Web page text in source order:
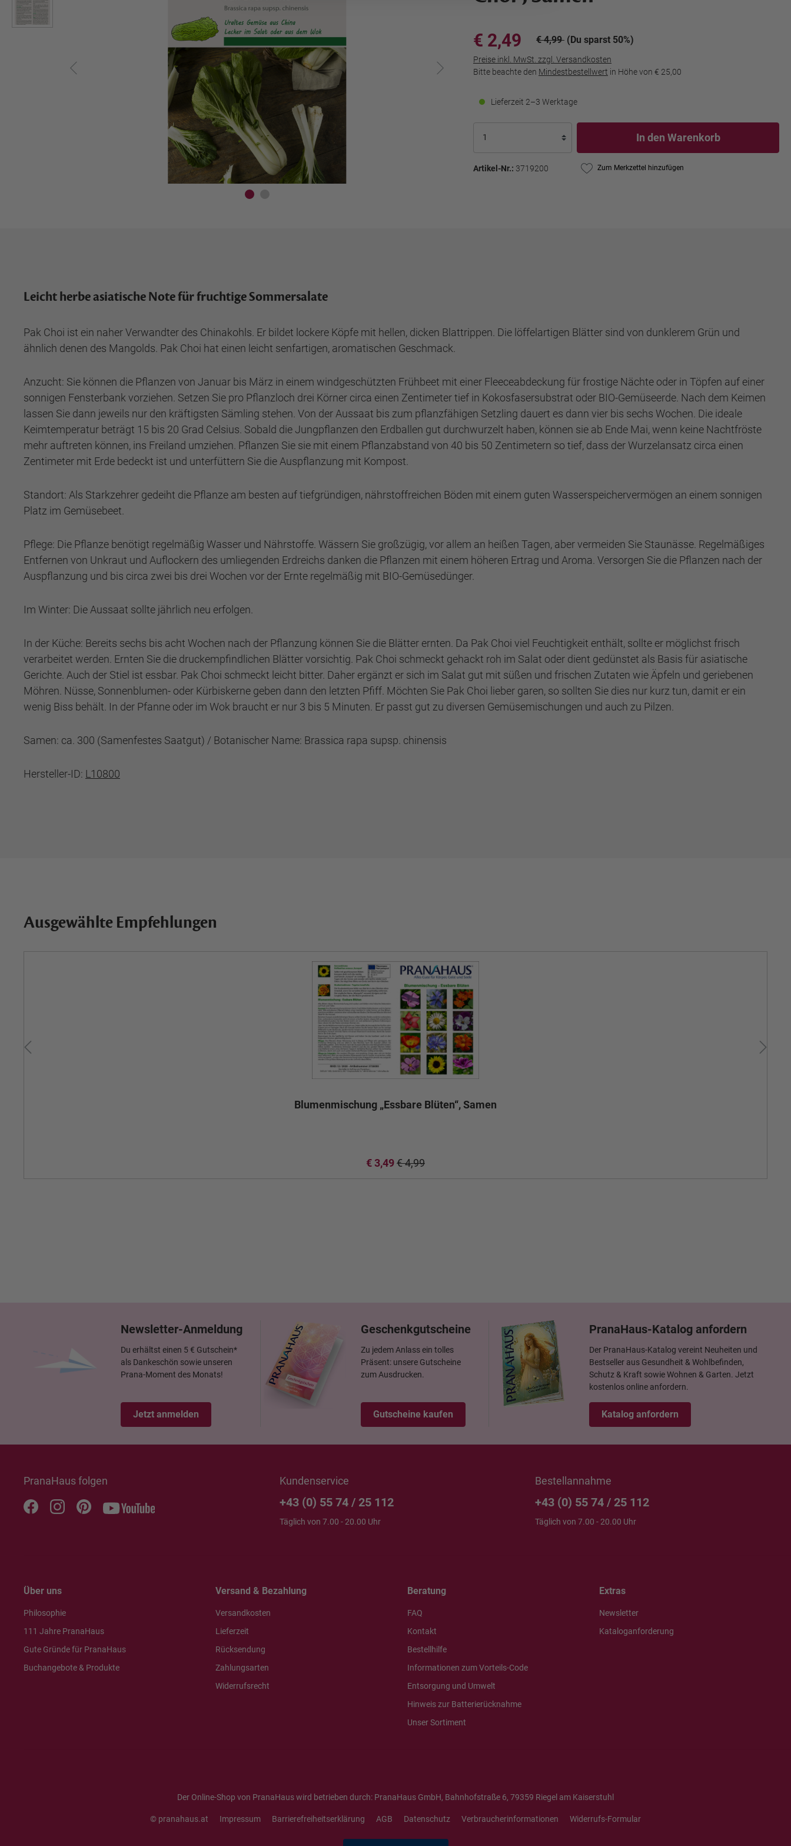
€ 2,49 € 4,99 (Du sparst 50%)
Preise inkl. MwSt. zzgl. Versandkosten
Bitte beachte den Mindestbestellwert in Höhe von € 25,00
Lieferzeit 2–3 Werktage
In den Warenkorb
Artikel-Nr.: 3719200 Zum Merkzettel hinzufügen
Leicht herbe asiatische Note für fruchtige Sommersalate
Pak Choi ist ein naher Verwandter des Chinakohls. Er bildet lockere Köpfe mit hellen, dicken Blattrippen. Die löffelartigen Blätter sind von dunklerem Grün und
ähnlich denen des Mangolds. Pak Choi hat einen leicht senfartigen, aromatischen Geschmack.
Anzucht: Sie können die Pflanzen von Januar bis März in einem windgeschützten Frühbeet mit einer Fleeceabdeckung für frostige Nächte oder in Töpfen auf einer
sonnigen Fensterbank vorziehen. Setzen Sie pro Pflanzloch drei Körner circa einen Zentimeter tief in Kokosfasersubstrat oder BIO-Gemüseerde. Nach dem Keimen
lassen Sie dann jeweils nur den kräftigsten Sämling stehen. Von der Aussaat bis zum pflanzfähigen Setzling dauert es dann vier bis sechs Wochen. Die ideale
Keimtemperatur beträgt 15 bis 20 Grad Celsius. Sobald die Jungpflanzen den Erdballen gut durchwurzelt haben, können sie ab Ende Mai, wenn keine Nachtfröste
mehr auftreten können, ins Freiland umziehen. Pflanzen Sie sie mit einem Pflanzabstand von 40 bis 50 Zentimetern so tief, dass der Wurzelansatz circa einen
Zentimeter mit Erde bedeckt ist und unterfüttern Sie die Auspflanzung mit Kompost.
Standort: Als Starkzehrer gedeiht die Pflanze am besten auf tiefgründigen, nährstoffreichen Böden mit einem guten Wasserspeichervermögen an einem sonnigen
Platz im Gemüsebeet.
Pflege: Die Pflanze benötigt regelmäßig Wasser und Nährstoffe. Wässern Sie großzügig, vor allem an heißen Tagen, aber vermeiden Sie Staunässe. Regelmäßiges
Entfernen von Unkraut und Auflockern des umliegenden Erdreichs danken die Pflanzen mit einem höheren Ertrag und Aroma. Versorgen Sie die Pflanzen nach der
Auspflanzung und bis circa zwei bis drei Wochen vor der Ernte regelmäßig mit BIO-Gemüsedünger.
Im Winter: Die Aussaat sollte jährlich neu erfolgen.
In der Küche: Bereits sechs bis acht Wochen nach der Pflanzung können Sie die Blätter ernten. Da Pak Choi viel Feuchtigkeit enthält, sollte er möglichst frisch
verarbeitet werden. Ernten Sie die druckempfindlichen Blätter vorsichtig. Pak Choi schmeckt gehackt roh im Salat oder dient gedünstet als Basis für asiatische
Gerichte. Auch der Stiel ist essbar. Pak Choi schmeckt leicht bitter. Daher ergänzt er sich im Salat gut mit süßen und frischen Zutaten wie Äpfeln und geriebenen
Möhren. Nüsse, Sonnenblumen- oder Kürbiskerne geben dann den letzten Pfiff. Möchten Sie Pak Choi lieber garen, so sollten Sie dies nur kurz tun, damit er ein
wenig Biss behält. In der Pfanne oder im Wok braucht er nur 3 bis 5 Minuten. Er passt gut zu diversen Gemüsemischungen und auch zu Pilzen.
Samen: ca. 300 (Samenfestes Saatgut) / Botanischer Name: Brassica rapa supsp. chinensis
Hersteller-ID: L10800
Ausgewählte Empfehlungen
Blumenmischung „Essbare Blüten“, Samen
€ 3,49€ 4,99
Newsletter-Anmeldung
Du erhältst einen 5 € Gutschein*
als Dankeschön sowie unseren
Prana-Moment des Monats!
Jetzt anmelden
Geschenkgutscheine
Zu jedem Anlass ein tolles
Präsent: unsere Gutscheine
zum Ausdrucken.
Gutscheine kaufen
PranaHaus-Katalog anfordern
Der PranaHaus-Katalog vereint Neuheiten und
Bestseller aus Gesundheit & Wohlbefinden,
Schutz & Kraft sowie Wohnen & Garten. Jetzt
kostenlos online anfordern.
Katalog anfordern
PranaHaus folgen Kundenservice
+43 (0) 55 74 / 25 112
Täglich von 7.00 - 20.00 Uhr
Bestellannahme
+43 (0) 55 74 / 25 112
Täglich von 7.00 - 20.00 Uhr
Über uns
Philosophie
111 Jahre PranaHaus
Gute Gründe für PranaHaus
Buchangebote & Produkte
Versand & Bezahlung
Versandkosten
Lieferzeit
Rücksendung
Zahlungsarten
Widerrufsrecht
Beratung
FAQ
Kontakt
Bestellhilfe
Informationen zum Vorteils-Code
Entsorgung und Umwelt
Hinweis zur Batterierücknahme
Unser Sortiment
Extras
Newsletter
Kataloganforderung
Der Online-Shop von PranaHaus wird betrieben durch: PranaHaus GmbH, Bahnhofstraße 6, 79359 Riegel am Kaiserstuhl
© pranahaus.at Impressum Barrierefreiheitserklärung AGB Datenschutz Verbraucherinformationen Widerrufs-Formular